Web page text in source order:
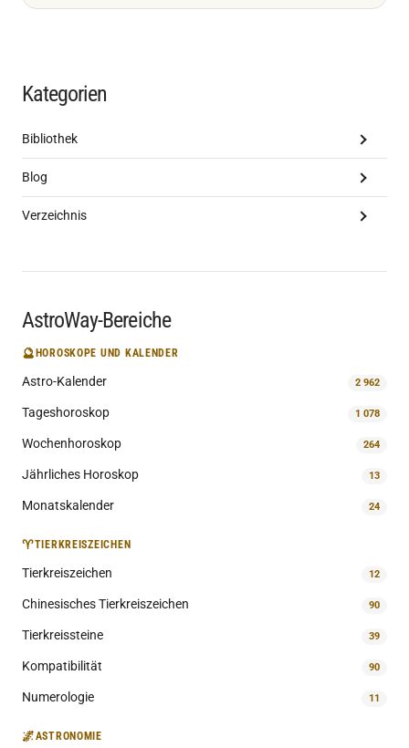
Kategorien
Bibliothek
Blog
Verzeichnis
AstroWay-Bereiche
🔮HOROSKOPE UND KALENDER
Astro-Kalender 2 962
Tageshoroskop 1 078
Wochenhoroskop 264
Jährliches Horoskop 13
Monatskalender 24
♈TIERKREISZEICHEN
Tierkreiszeichen 12
Chinesisches Tierkreiszeichen 90
Tierkreissteine 39
Kompatibilität 90
Numerologie 11
🌌ASTRONOMIE